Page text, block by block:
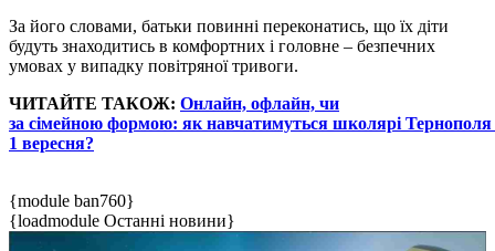
За його словами, батьки повинні переконатись, що їх діти
будуть знаходитись в комфортних і головне – безпечних
умовах у випадку повітряної тривоги.
ЧИТАЙТЕ ТАКОЖ: Онлайн, офлайн, чи
за сімейною формою: як навчатимуться школярі Тернополя
1 вересня?
{module ban760}
{loadmodule Останні новини}